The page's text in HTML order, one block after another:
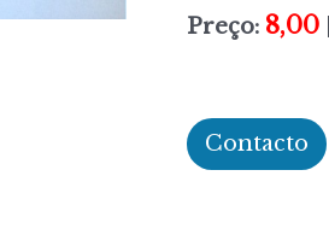
Preço: 8,00
Contacto